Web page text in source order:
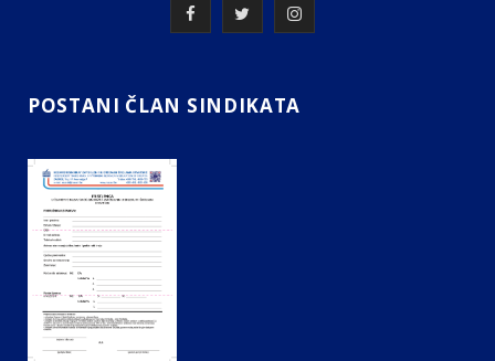
F
c
i
I
POSTANI ČLAN SINDIKATA